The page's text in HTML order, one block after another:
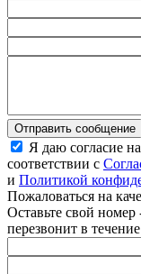
Отправить сообщение
Я даю согласие
соответствии с
и Политикой
Пожаловаться на
Оставьте свой
перезвонит в